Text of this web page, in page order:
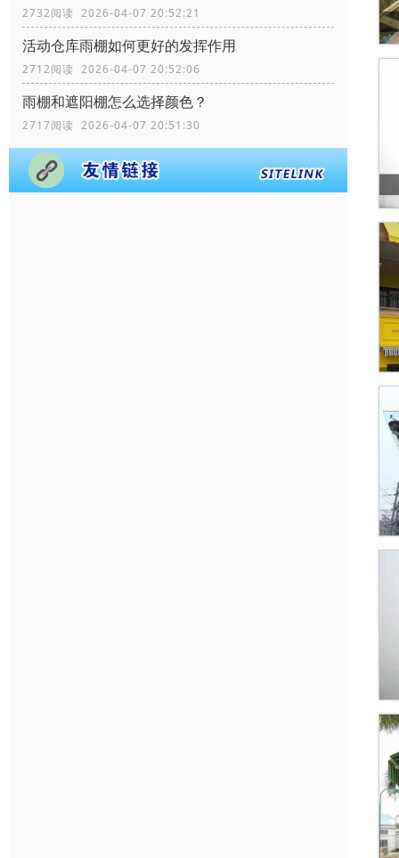
2732阅读 2026-04-07 20:52:21
活动仓库雨棚如何更好的发挥作用
2712阅读 2026-04-07 20:52:06
雨棚和遮阳棚怎么选择颜色？
2717阅读 2026-04-07 20:51:30